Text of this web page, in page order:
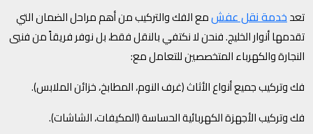
تعدخدمة نقل عفشمع الفك والتركيب من أهم مراحل الضمان التي
تقدمها أنوار الخليج. فنحن لا نكتفي بالنقل فقط، بل نوفر فريقاً من فنيي
النجارة والكهرباء المتخصصين للتعامل مع:
فك وتركيب جميع أنواع الأثاث (غرف النوم، المطابخ، خزائن الملابس).
فك وتركيب الأجهزة الكهربائية الحساسة (المكيفات، الشاشات).